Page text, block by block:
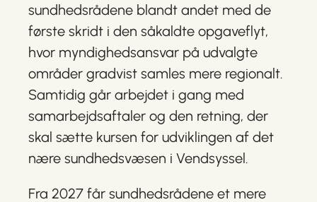
sundhedsrådene blandt andet med de
første skridt i den såkaldte opgaveflyt,
hvor myndighedsansvar på udvalgte
områder gradvist samles mere regionalt.
Samtidig går arbejdet i gang med
samarbejdsaftaler og den retning, der
skal sætte kursen for udviklingen af det
nære sundhedsvæsen i Vendsyssel.
Fra 2027 får sundhedsrådene et mere